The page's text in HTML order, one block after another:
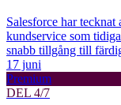
Salesforce har
kundservice som
snabb tillgång till
17 juni
Premium
DEL 4/7